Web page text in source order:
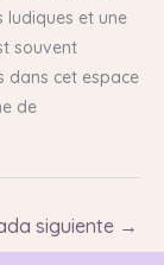
ludiques et une
souvent
dans cet espace
de
siguiente →